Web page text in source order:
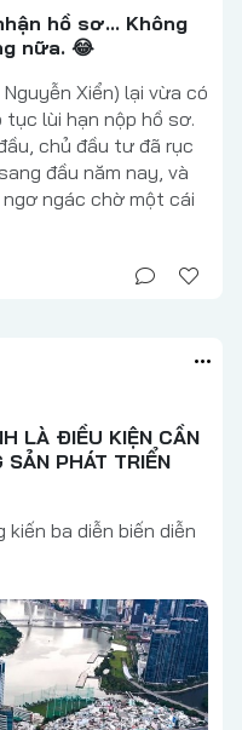
hồ sơ... Không
nữa. 😂
Xiển) lại vừa có
lùi hạn nộp hồ sơ.
chủ đầu tư đã rục
đầu năm nay, và
ngác chờ một cái
LÀ ĐIỀU KIỆN CẦN
PHÁT TRIỂN
ba diễn biến diễn